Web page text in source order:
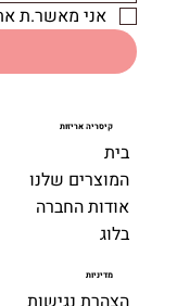
אני מאשר.ת
מדיניות
קיסריה אריזות
בית
המוצרים שלנו
אודות החברה
בלוג